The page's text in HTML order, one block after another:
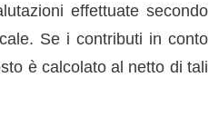
effettuate secondo
Se i contributi in conto
è calcolato al netto di tali